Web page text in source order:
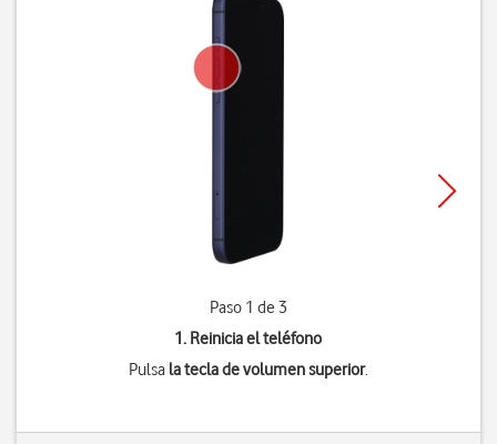
Paso 1 de 3
1. Reinicia el teléfono
Pulsa la tecla de volumen superior.